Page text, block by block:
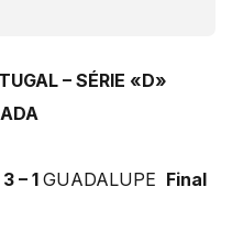
– SÉRIE «D»
3 – 1 GUADALUPE Final